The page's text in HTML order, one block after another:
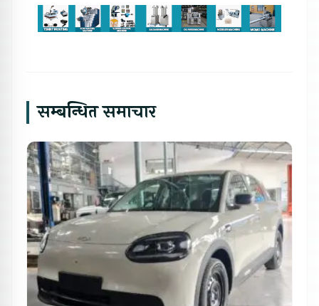
सम्बन्धित समाचार